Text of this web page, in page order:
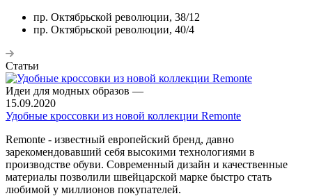
пр. Октябрьской революции, 38/12
пр. Октябрьской революции, 40/4
Статьи
Идеи для модных образов —
15.09.2020
Удобные кроссовки из новой коллекции Remonte
Remonte - известный европейский бренд, давно
зарекомендовавший себя высокими технологиями в
производстве обуви. Современный дизайн и качественные
материалы позволили швейцарской марке быстро стать
любимой у миллионов покупателей.